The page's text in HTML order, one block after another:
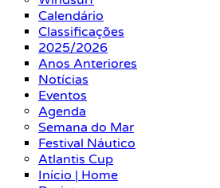
Calendário
Classificações
2025/2026
Anos Anteriores
Notícias
Eventos
Agenda
Semana do Mar
Festival Náutico
Atlantis Cup
Início | Home